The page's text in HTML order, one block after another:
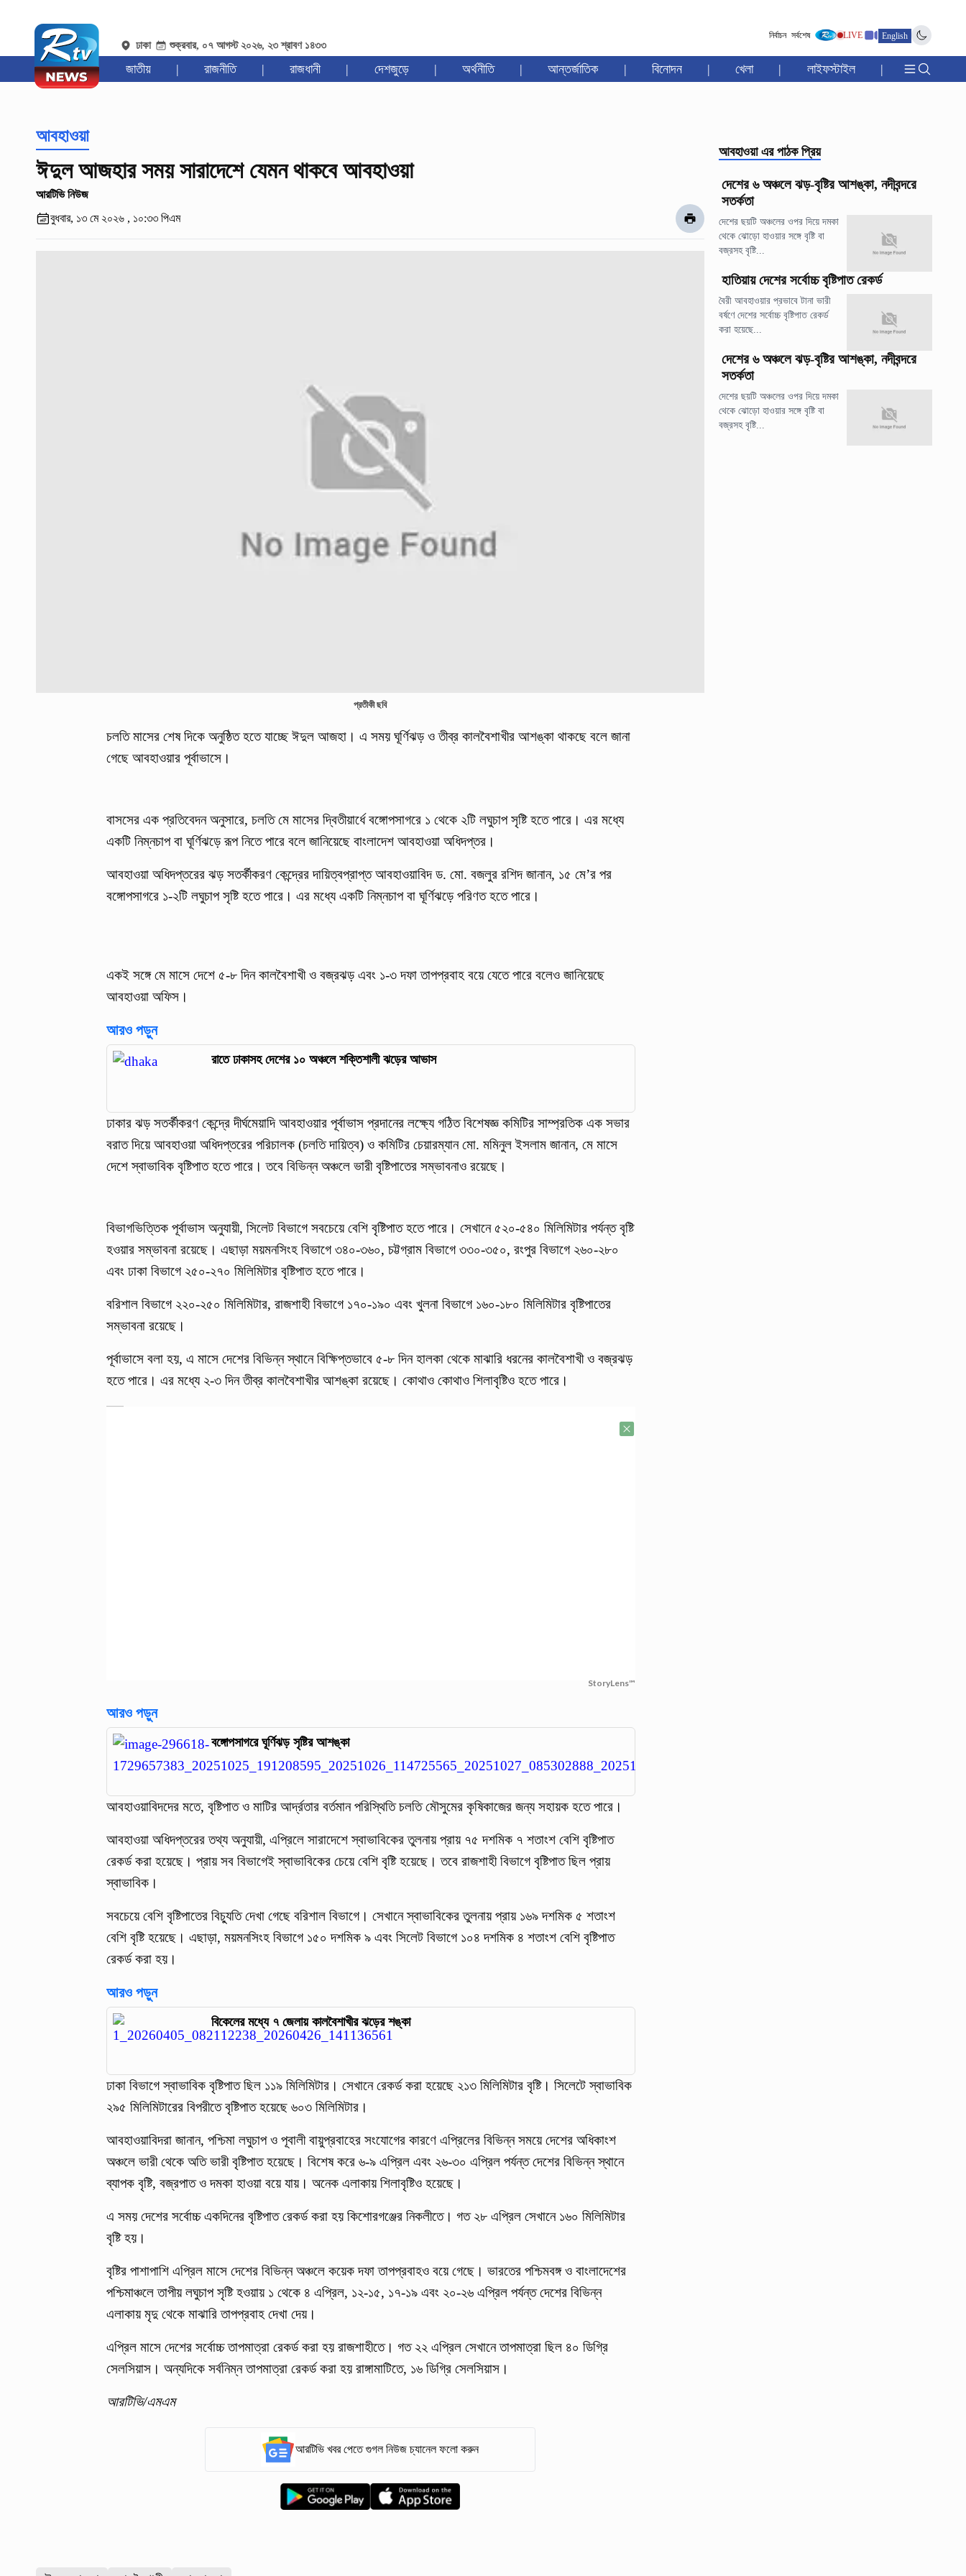
ঢাকা শুক্রবার, ০৭ আগস্ট ২০২৬, ২৩ শ্রাবণ ১৪৩৩
নির্বাচন সর্বশেষ LIVE English
জাতীয় | রাজনীতি | রাজধানী | দেশজুড়ে | অর্থনীতি | আন্তর্জাতিক | বিনোদন | খেলা | লাইফস্টাইল |
আবহাওয়া
ঈদুল আজহার সময় সারাদেশে যেমন থাকবে আবহাওয়া
আরটিভি নিউজ
বুধবার, ১৩ মে ২০২৬ , ১০:৩৩ পিএম
প্রতীকী ছবি
চলতি মাসের শেষ দিকে অনুষ্ঠিত হতে যাচ্ছে ঈদুল আজহা। এ সময় ঘূর্ণিঝড় ও তীব্র কালবৈশাখীর আশঙ্কা থাকছে বলে জানা
গেছে আবহাওয়ার পূর্বাভাসে।
বাসসের এক প্রতিবেদন অনুসারে, চলতি মে মাসের দ্বিতীয়ার্ধে বঙ্গোপসাগরে ১ থেকে ২টি লঘুচাপ সৃষ্টি হতে পারে। এর মধ্যে
একটি নিম্নচাপ বা ঘূর্ণিঝড়ে রূপ নিতে পারে বলে জানিয়েছে বাংলাদেশ আবহাওয়া অধিদপ্তর।
আবহাওয়া অধিদপ্তরের ঝড় সতর্কীকরণ কেন্দ্রের দায়িত্বপ্রাপ্ত আবহাওয়াবিদ ড. মো. বজলুর রশিদ জানান, ১৫ মে’র পর
বঙ্গোপসাগরে ১-২টি লঘুচাপ সৃষ্টি হতে পারে। এর মধ্যে একটি নিম্নচাপ বা ঘূর্ণিঝড়ে পরিণত হতে পারে।
একই সঙ্গে মে মাসে দেশে ৫-৮ দিন কালবৈশাখী ও বজ্রঝড় এবং ১-৩ দফা তাপপ্রবাহ বয়ে যেতে পারে বলেও জানিয়েছে
আবহাওয়া অফিস।
আরও পড়ুন
রাতে ঢাকাসহ দেশের ১০ অঞ্চলে শক্তিশালী ঝড়ের আভাস
ঢাকার ঝড় সতর্কীকরণ কেন্দ্রে দীর্ঘমেয়াদি আবহাওয়ার পূর্বাভাস প্রদানের লক্ষ্যে গঠিত বিশেষজ্ঞ কমিটির সাম্প্রতিক এক সভার
বরাত দিয়ে আবহাওয়া অধিদপ্তরের পরিচালক (চলতি দায়িত্ব) ও কমিটির চেয়ারম্যান মো. মমিনুল ইসলাম জানান, মে মাসে
দেশে স্বাভাবিক বৃষ্টিপাত হতে পারে। তবে বিভিন্ন অঞ্চলে ভারী বৃষ্টিপাতের সম্ভাবনাও রয়েছে।
বিভাগভিত্তিক পূর্বাভাস অনুযায়ী, সিলেট বিভাগে সবচেয়ে বেশি বৃষ্টিপাত হতে পারে। সেখানে ৫২০-৫৪০ মিলিমিটার পর্যন্ত বৃষ্টি
হওয়ার সম্ভাবনা রয়েছে। এছাড়া ময়মনসিংহ বিভাগে ৩৪০-৩৬০, চট্টগ্রাম বিভাগে ৩৩০-৩৫০, রংপুর বিভাগে ২৬০-২৮০
এবং ঢাকা বিভাগে ২৫০-২৭০ মিলিমিটার বৃষ্টিপাত হতে পারে।
বরিশাল বিভাগে ২২০-২৫০ মিলিমিটার, রাজশাহী বিভাগে ১৭০-১৯০ এবং খুলনা বিভাগে ১৬০-১৮০ মিলিমিটার বৃষ্টিপাতের
সম্ভাবনা রয়েছে।
পূর্বাভাসে বলা হয়, এ মাসে দেশের বিভিন্ন স্থানে বিক্ষিপ্তভাবে ৫-৮ দিন হালকা থেকে মাঝারি ধরনের কালবৈশাখী ও বজ্রঝড়
হতে পারে। এর মধ্যে ২-৩ দিন তীব্র কালবৈশাখীর আশঙ্কা রয়েছে। কোথাও কোথাও শিলাবৃষ্টিও হতে পারে।
StoryLens™
আরও পড়ুন
বঙ্গোপসাগরে ঘূর্ণিঝড় সৃষ্টির আশঙ্কা
আবহাওয়াবিদদের মতে, বৃষ্টিপাত ও মাটির আর্দ্রতার বর্তমান পরিস্থিতি চলতি মৌসুমের কৃষিকাজের জন্য সহায়ক হতে পারে।
আবহাওয়া অধিদপ্তরের তথ্য অনুযায়ী, এপ্রিলে সারাদেশে স্বাভাবিকের তুলনায় প্রায় ৭৫ দশমিক ৭ শতাংশ বেশি বৃষ্টিপাত
রেকর্ড করা হয়েছে। প্রায় সব বিভাগেই স্বাভাবিকের চেয়ে বেশি বৃষ্টি হয়েছে। তবে রাজশাহী বিভাগে বৃষ্টিপাত ছিল প্রায়
স্বাভাবিক।
সবচেয়ে বেশি বৃষ্টিপাতের বিচ্যুতি দেখা গেছে বরিশাল বিভাগে। সেখানে স্বাভাবিকের তুলনায় প্রায় ১৬৯ দশমিক ৫ শতাংশ
বেশি বৃষ্টি হয়েছে। এছাড়া, ময়মনসিংহ বিভাগে ১৫০ দশমিক ৯ এবং সিলেট বিভাগে ১০৪ দশমিক ৪ শতাংশ বেশি বৃষ্টিপাত
রেকর্ড করা হয়।
আরও পড়ুন
বিকেলের মধ্যে ৭ জেলায় কালবৈশাখীর ঝড়ের শঙ্কা
ঢাকা বিভাগে স্বাভাবিক বৃষ্টিপাত ছিল ১১৯ মিলিমিটার। সেখানে রেকর্ড করা হয়েছে ২১৩ মিলিমিটার বৃষ্টি। সিলেটে স্বাভাবিক
২৯৫ মিলিমিটারের বিপরীতে বৃষ্টিপাত হয়েছে ৬০৩ মিলিমিটার।
আবহাওয়াবিদরা জানান, পশ্চিমা লঘুচাপ ও পূবালী বায়ুপ্রবাহের সংযোগের কারণে এপ্রিলের বিভিন্ন সময়ে দেশের অধিকাংশ
অঞ্চলে ভারী থেকে অতি ভারী বৃষ্টিপাত হয়েছে। বিশেষ করে ৬-৯ এপ্রিল এবং ২৬-৩০ এপ্রিল পর্যন্ত দেশের বিভিন্ন স্থানে
ব্যাপক বৃষ্টি, বজ্রপাত ও দমকা হাওয়া বয়ে যায়। অনেক এলাকায় শিলাবৃষ্টিও হয়েছে।
এ সময় দেশের সর্বোচ্চ একদিনের বৃষ্টিপাত রেকর্ড করা হয় কিশোরগঞ্জের নিকলীতে। গত ২৮ এপ্রিল সেখানে ১৬০ মিলিমিটার
বৃষ্টি হয়।
বৃষ্টির পাশাপাশি এপ্রিল মাসে দেশের বিভিন্ন অঞ্চলে কয়েক দফা তাপপ্রবাহও বয়ে গেছে। ভারতের পশ্চিমবঙ্গ ও বাংলাদেশের
পশ্চিমাঞ্চলে তাপীয় লঘুচাপ সৃষ্টি হওয়ায় ১ থেকে ৪ এপ্রিল, ১২-১৫, ১৭-১৯ এবং ২০-২৬ এপ্রিল পর্যন্ত দেশের বিভিন্ন
এলাকায় মৃদু থেকে মাঝারি তাপপ্রবাহ দেখা দেয়।
এপ্রিল মাসে দেশের সর্বোচ্চ তাপমাত্রা রেকর্ড করা হয় রাজশাহীতে। গত ২২ এপ্রিল সেখানে তাপমাত্রা ছিল ৪০ ডিগ্রি
সেলসিয়াস। অন্যদিকে সর্বনিম্ন তাপমাত্রা রেকর্ড করা হয় রাঙ্গামাটিতে, ১৬ ডিগ্রি সেলসিয়াস।
আরটিভি/এমএম
আরটিভি খবর পেতে গুগল নিউজ চ্যানেল ফলো করুন
আবহাওয়া এর পাঠক প্রিয়
দেশের ৬ অঞ্চলে ঝড়-বৃষ্টির আশঙ্কা, নদীবন্দরে
সতর্কতা
দেশের ছয়টি অঞ্চলের ওপর দিয়ে দমকা
থেকে ঝোড়ো হাওয়ার সঙ্গে বৃষ্টি বা
বজ্রসহ বৃষ্টি...
হাতিয়ায় দেশের সর্বোচ্চ বৃষ্টিপাত রেকর্ড
বৈরী আবহাওয়ার প্রভাবে টানা ভারী
বর্ষণে দেশের সর্বোচ্চ বৃষ্টিপাত রেকর্ড
করা হয়েছে...
দেশের ৬ অঞ্চলে ঝড়-বৃষ্টির আশঙ্কা, নদীবন্দরে
সতর্কতা
দেশের ছয়টি অঞ্চলের ওপর দিয়ে দমকা
থেকে ঝোড়ো হাওয়ার সঙ্গে বৃষ্টি বা
বজ্রসহ বৃষ্টি...